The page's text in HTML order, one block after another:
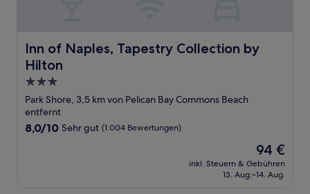
Inn of Naples, Tapestry Collection by
Hilton
Inn of Naples, Tapestry Collection by Hilton
3.0-
Sterne-
Unterkunft
Park Shore, 3,5 km von Pelican Bay Commons Beach
entfernt
8.0
8,0/10 Sehr gut (1.004 Bewertungen)
Der
Preis
beträgt
94 €
inkl. Steuern & Gebühren
13. Aug.–14. Aug.